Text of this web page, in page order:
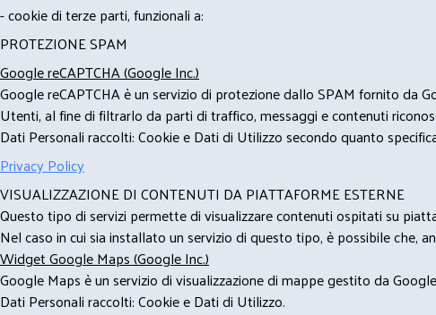
- cookie di terze parti, funzionali a:
PROTEZIONE SPAM
Google reCAPTCHA (Google Inc.)
Google reCAPTCHA è un servizio di protezione dallo SPAM fornito da
Utenti, al fine di filtrarlo da parti di traffico, messaggi e contenuti
Dati Personali raccolti: Cookie e Dati di Utilizzo secondo quanto
Privacy Policy
VISUALIZZAZIONE DI CONTENUTI DA PIATTAFORME ESTERNE
Questo tipo di servizi permette di visualizzare contenuti ospitati su
Nel caso in cui sia installato un servizio di questo tipo, è possibile che,
Widget Google Maps (Google Inc.)
Google Maps è un servizio di visualizzazione di mappe gestito da
Dati Personali raccolti: Cookie e Dati di Utilizzo.